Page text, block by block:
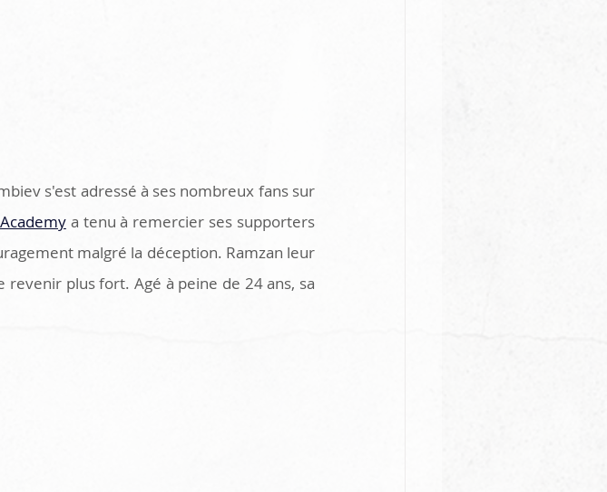
s'est adressé à ses nombreux fans sur
a tenu à remercier ses supporters
malgré la déception. Ramzan leur
plus fort. Agé à peine de 24 ans, sa